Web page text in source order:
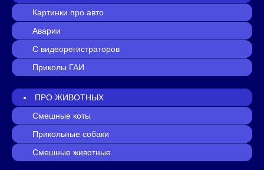
Картинки про авто
Аварии
С видеорегистраторов
Приколы ГАИ
ПРО ЖИВОТНЫХ
Смешные коты
Прикольные собаки
Смешные животные